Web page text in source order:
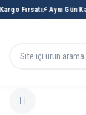
Fırsatı⚡ Aynı Gün